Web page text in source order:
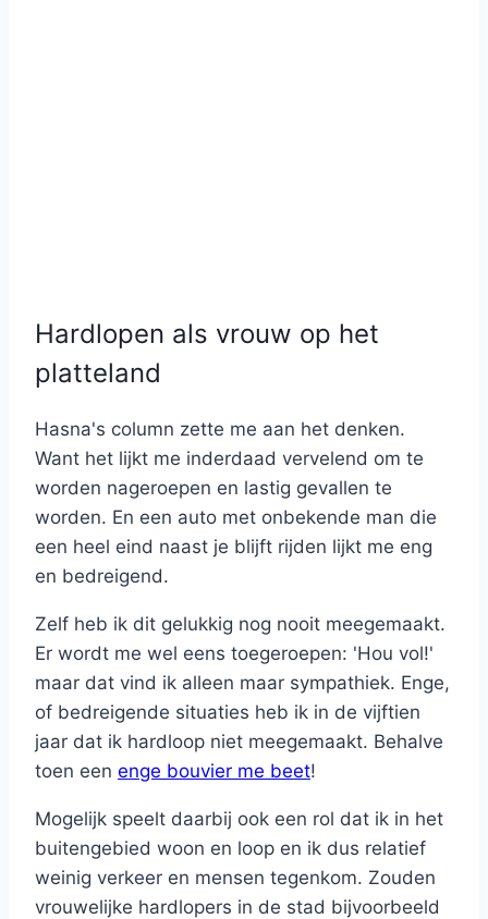
Hardlopen als vrouw op het
platteland
Hasna's column zette me aan het denken.
Want het lijkt me inderdaad vervelend om te
worden nageroepen en lastig gevallen te
worden. En een auto met onbekende man die
een heel eind naast je blijft rijden lijkt me eng
en bedreigend.
Zelf heb ik dit gelukkig nog nooit meegemaakt.
Er wordt me wel eens toegeroepen: 'Hou vol!'
maar dat vind ik alleen maar sympathiek. Enge,
of bedreigende situaties heb ik in de vijftien
jaar dat ik hardloop niet meegemaakt. Behalve
toen een enge bouvier me beet!
Mogelijk speelt daarbij ook een rol dat ik in het
buitengebied woon en loop en ik dus relatief
weinig verkeer en mensen tegenkom. Zouden
vrouwelijke hardlopers in de stad bijvoorbeeld